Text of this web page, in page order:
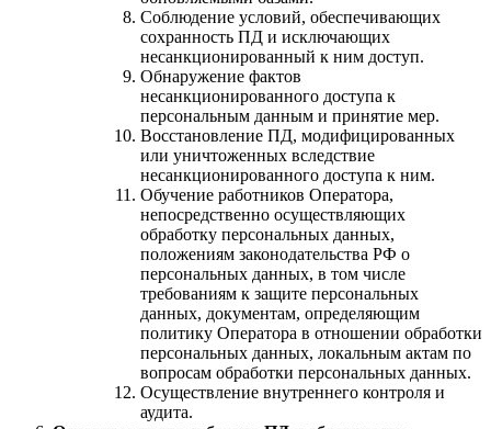
Соблюдение условий, обеспечивающих
сохранность ПД и исключающих
несанкционированный к ним доступ.
Обнаружение фактов
несанкционированного доступа к
персональным данным и принятие мер.
Восстановление ПД, модифицированных
или уничтоженных вследствие
несанкционированного доступа к ним.
Обучение работников Оператора,
непосредственно осуществляющих
обработку персональных данных,
положениям законодательства РФ о
персональных данных, в том числе
требованиям к защите персональных
данных, документам, определяющим
политику Оператора в отношении обработки
персональных данных, локальным актам по
вопросам обработки персональных данных.
Осуществление внутреннего контроля и
аудита.